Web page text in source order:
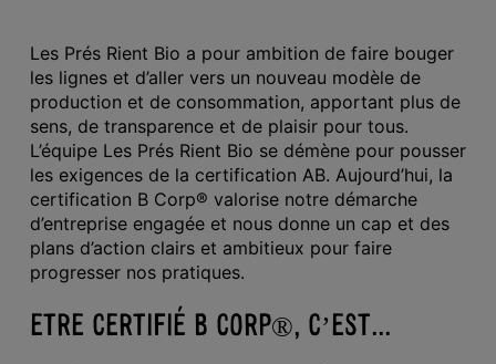
Les Prés Rient Bio a pour ambition de faire bouger
les lignes et d’aller vers un nouveau modèle de
production et de consommation, apportant plus de
sens, de transparence et de plaisir pour tous.
L’équipe Les Prés Rient Bio se démène pour pousser
les exigences de la certification AB. Aujourd’hui, la
certification B Corp® valorise notre démarche
d’entreprise engagée et nous donne un cap et des
plans d’action clairs et ambitieux pour faire
progresser nos pratiques.
ETRE CERTIFIÉ B CORP®, C’EST...